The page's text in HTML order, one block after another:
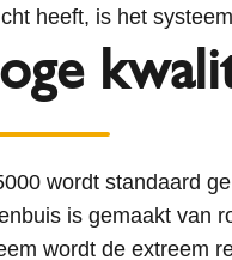
heeft, is het
wordt standaard
is gemaakt van
wordt de extreem